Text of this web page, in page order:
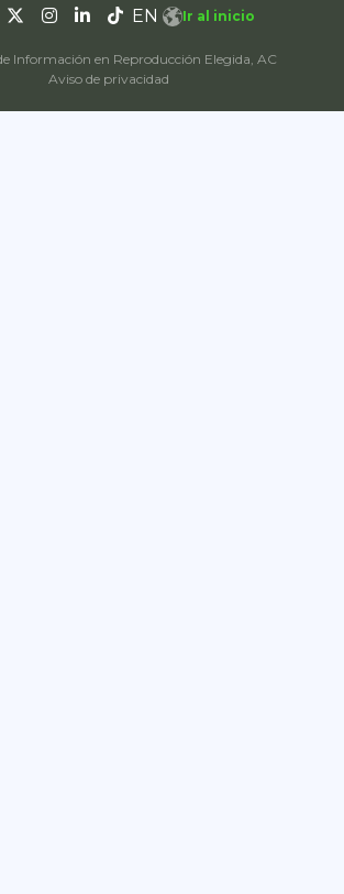
Información en Reproducción Elegida, AC
Aviso de privacidad
EN Ir al inicio